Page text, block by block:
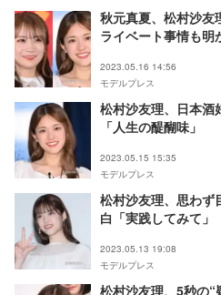
秋元真夏、松村沙友
ライベート事情も明
2023.05.16 14:56
モデルプレス
松村沙友理、日本酒
「人生の醍醐味」
2023.05.15 15:35
モデルプレス
松村沙友理、思わず
白「実践してみて」
2023.05.13 19:08
モデルプレス
松村沙友理、5秒の“